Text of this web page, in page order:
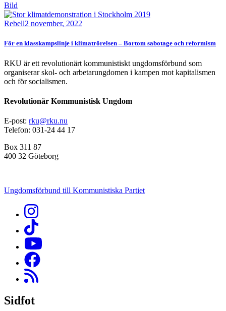
Bild
Rebell2 november, 2022
För en klasskampslinje i klimatrörelsen – Bortom sabotage och reformism
RKU är ett revolutionärt kommunistiskt ungdomsförbund som
organiserar skol- och arbetarungdomen i kampen mot kapitalismen
och för socialismen.
Revolutionär Kommunistisk Ungdom
E-post: rku@rku.nu
Telefon: 031-24 44 17
Box 311 87
400 32 Göteborg
Ungdomsförbund till Kommunistiska Partiet
Sidfot